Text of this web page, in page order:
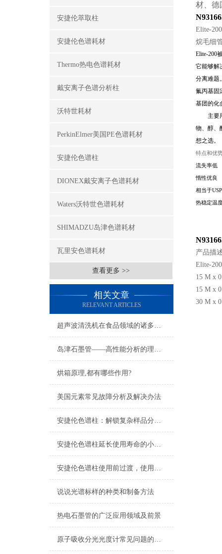
安捷伦萃取柱
安捷伦色谱耗材
Thermo热电色谱耗材
戴安离子色谱分析柱
沃特世耗材
PerkinElmer美国PE色谱耗材
安捷伦色谱柱
DIONEX戴安离子色谱耗材
Waters沃特世色谱耗材
SHIMADZU岛津色谱耗材
瓦里安色谱耗材
查看更多 >>
相关文章
RELEVANT ARTICLES
超声波清洗机在食品领域的诸多应用
岛津石墨管——高性能分析的理想选择
烘箱原理,都有哪些作用?
美国元素常见故障分析及解决办法
安捷伦色谱柱：解锁复杂样品分离的“神奇钥匙”
安捷伦色谱柱延长使用寿命的小技巧
安捷伦色谱柱使用前过渡，使用后冲洗
说说光谱标样的种类和制备方法
热电石墨管的广泛应用领域及前景
原子吸收分光光度计常见问题的诊断与维修
材、德
Elite-
烷毛细
Elite-200
它能够解
分离难题
氟丙基固
基团的化
主要用
物、醇、
想之选。
特点和优
流失率低
惰性优良
相当于
热稳定温
产品描
Elite-
15 M x
15 M x
30 M x